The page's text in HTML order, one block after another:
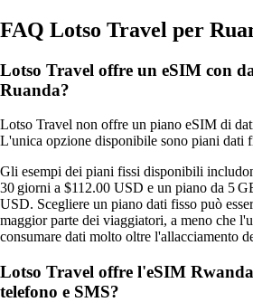
FAQ Lotso Travel per
Lotso Travel offre un eSIM con
Ruanda?
Lotso Travel non offre un piano eSIM di
L'unica opzione disponibile sono piani dati
Gli esempi dei piani fissi disponibili
30 giorni a $112.00 USD e un piano da 5
USD. Scegliere un piano dati fisso può
maggior parte dei viaggiatori, a meno che
consumare dati molto oltre l'allacciamento
Lotso Travel offre l'eSIM
telefono e SMS?